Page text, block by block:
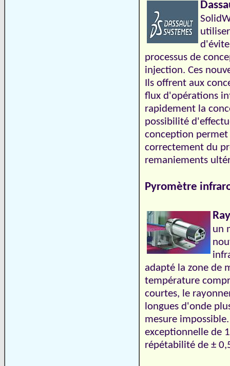
processus de
injection. Ces
Ils offrent aux
flux d'opérations
rapidement la
possibilité
conception
correctement du
remaniements
Pyromètre
un
adapté la zone de
température
courtes, le
longues d'onde
mesure
exceptionnelle de
répétabilité de ±